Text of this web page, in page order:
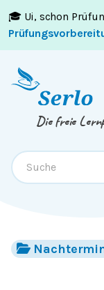
🎓 Ui, schon
Springe zum
Die freie